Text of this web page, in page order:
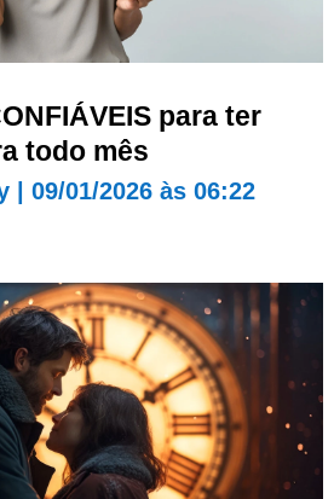
para ter
todo mês
| 09/01/2026 às 06:22